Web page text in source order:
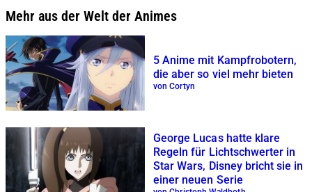
Mehr aus der Welt der Animes
5 Anime mit Kampfrobotern,
die aber so viel mehr bieten
von Cortyn
George Lucas hatte klare
Regeln für Lichtschwerter in
Star Wars, Disney bricht sie in
einer neuen Serie